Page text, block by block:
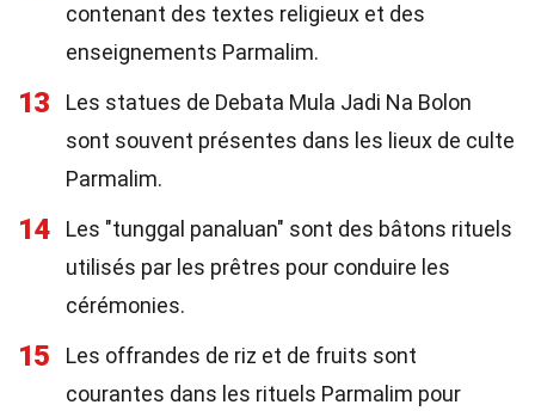
contenant des textes religieux et des
enseignements Parmalim.
13
Les statues de Debata Mula Jadi Na Bolon
sont souvent présentes dans les lieux de culte
Parmalim.
14
Les "tunggal panaluan" sont des bâtons rituels
utilisés par les prêtres pour conduire les
cérémonies.
15
Les offrandes de riz et de fruits sont
courantes dans les rituels Parmalim pour